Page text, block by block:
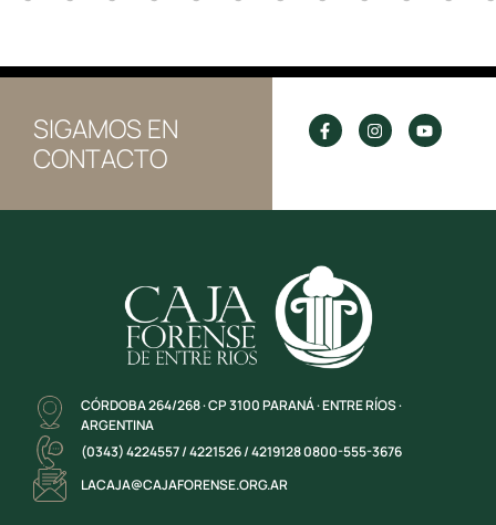
SIGAMOS EN
CONTACTO
CÓRDOBA 264/268 · CP 3100 PARANÁ · ENTRE RÍOS ·
ARGENTINA
(0343) 4224557 / 4221526 / 4219128 0800-555-3676
LACAJA@CAJAFORENSE.ORG.AR